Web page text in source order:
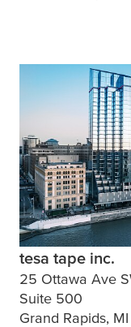
tesa tape inc.
25 Ottawa Ave
Suite 500
Grand Rapids,